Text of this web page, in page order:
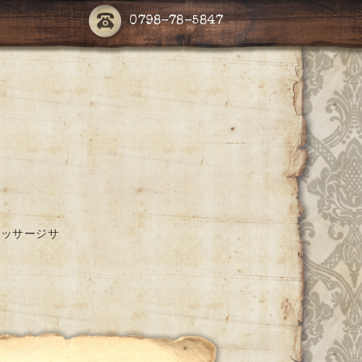
0798-78-5847
サージサ